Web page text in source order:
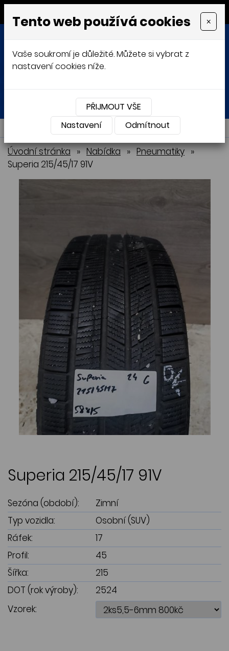
MENU
Přihlásit Košík
NABÍDKA
Úvodní stránka » Nabídka » Pneumatiky »
Superia 215/45/17 91V
Superia 215/45/17 91V
Sezóna (období):
Zimní
Typ vozidla:
Osobní (SUV)
Ráfek:
17
Profil:
45
Šířka:
215
DOT (rok výroby):
2524
Vzorek:
Tento web používá cookies ×
Vaše soukromí je důležité. Můžete si vybrat z
nastavení cookies níže.
PŘIJMOUT VŠE
Nastavení
Odmítnout